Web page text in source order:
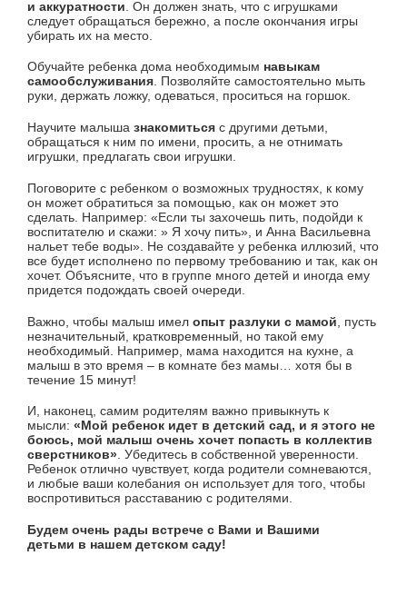
и аккуратности . Он должен знать, что с игрушками
следует обращаться бережно, а после окончания игры
убирать их на место.
Обучайте ребенка дома необходимым навыкам
самообслуживания. Позволяйте самостоятельно мыть
руки, держать ложку, одеваться, проситься на горшок.
Научите малыша знакомиться с другими детьми,
обращаться к ним по имени, просить, а не отнимать
игрушки, предлагать свои игрушки.
Поговорите с ребенком о возможных трудностях, к кому
он может обратиться за помощью, как он может это
сделать. Например: «Если ты захочешь пить, подойди к
воспитателю и скажи: » Я хочу пить», и Анна Васильевна
нальет тебе воды». Не создавайте у ребенка иллюзий, что
все будет исполнено по первому требованию и так, как он
хочет. Объясните, что в группе много детей и иногда ему
придется подождать своей очереди.
Важно, чтобы малыш имел опыт разлуки с мамой , пусть
незначительный, кратковременный, но такой ему
необходимый. Например, мама находится на кухне, а
малыш в это время – в комнате без мамы… хотя бы в
течение 15 минут!
И, наконец, самим родителям важно привыкнуть к
мысли: «Мой ребенок идет в детский сад, и я этого не
боюсь, мой малыш очень хочет попасть в коллектив
сверстников». Убедитесь в собственной уверенности.
Ребенок отлично чувствует, когда родители сомневаются,
и любые ваши колебания он использует для того, чтобы
воспротивиться расставанию с родителями.
Будем очень рады встрече с Вами и Вашими
детьми в нашем детском саду!